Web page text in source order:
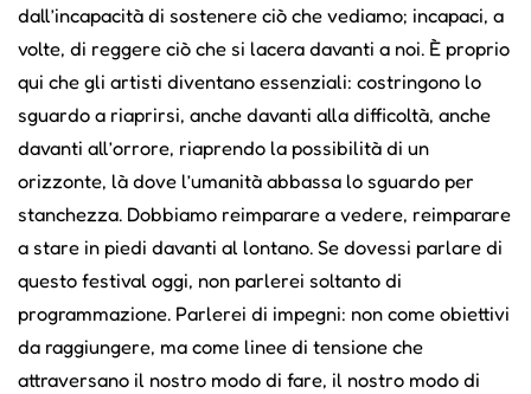
dall’incapacità di sostenere ciò che vediamo; incapaci, a
volte, di reggere ciò che si lacera davanti a noi. È proprio
qui che gli artisti diventano essenziali: costringono lo
sguardo a riaprirsi, anche davanti alla difficoltà, anche
davanti all’orrore, riaprendo la possibilità di un
orizzonte, là dove l’umanità abbassa lo sguardo per
stanchezza. Dobbiamo reimparare a vedere, reimparare
a stare in piedi davanti al lontano. Se dovessi parlare di
questo festival oggi, non parlerei soltanto di
programmazione. Parlerei di impegni: non come obiettivi
da raggiungere, ma come linee di tensione che
attraversano il nostro modo di fare, il nostro modo di